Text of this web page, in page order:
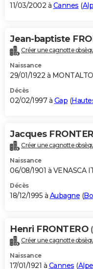
11/03/2002 à Cannes (
Jean-baptiste
Créer une cagnotte
Naissance
29/01/1922 à
Décès
02/02/1997 à Gap (
Jacques
Créer une cagnotte
Naissance
06/08/1901 à VENASCA
Décès
18/12/1995 à Aubagne (
Henri FRONTERO
Créer une cagnotte
Naissance
17/01/1921 à Cannes (